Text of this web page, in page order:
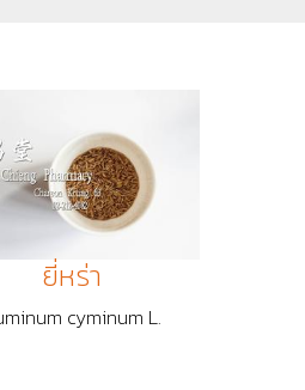
ยี่หร่า
cyminum L.